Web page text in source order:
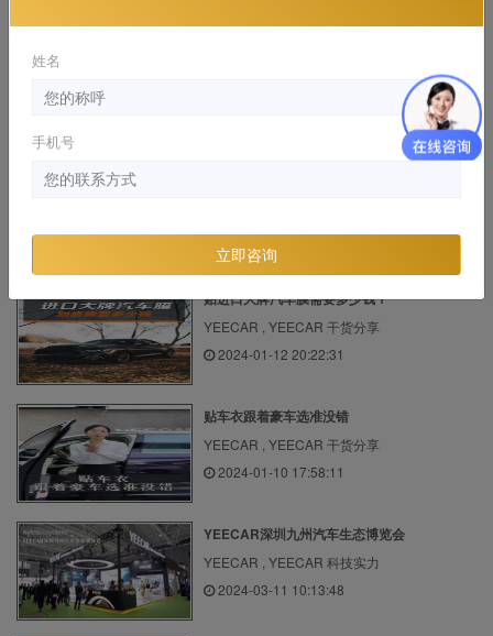
2024-01-10 17:59:43
贴进口大牌汽车膜需要多少钱？
YEECAR , YEECAR 干货分享
2024-01-12 20:22:31
贴车衣跟着豪车选准没错
YEECAR , YEECAR 干货分享
2024-01-10 17:58:11
YEECAR深圳九州汽车生态博览会
YEECAR , YEECAR 科技实力
2024-03-11 10:13:48
姓名
手机号
立即咨询